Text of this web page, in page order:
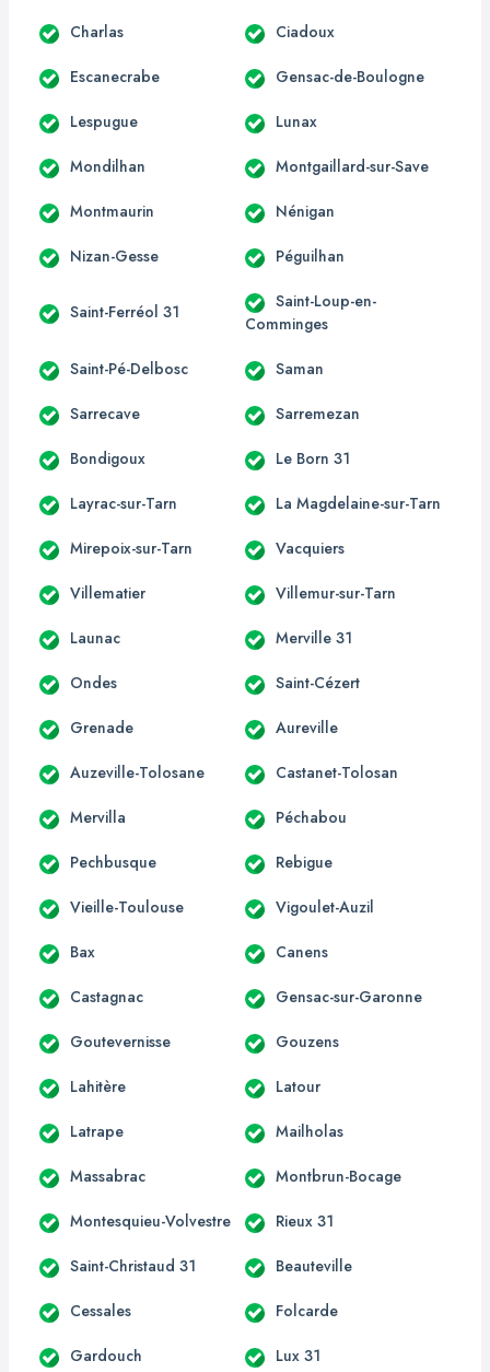
Charlas Ciadoux
Escanecrabe Gensac-de-Boulogne
Lespugue Lunax
Mondilhan Montgaillard-sur-Save
Montmaurin Nénigan
Nizan-Gesse Péguilhan
Saint-Ferréol 31
Saint-Loup-en-
Comminges
Saint-Pé-Delbosc Saman
Sarrecave Sarremezan
Bondigoux Le Born 31
Layrac-sur-Tarn La Magdelaine-sur-Tarn
Mirepoix-sur-Tarn Vacquiers
Villematier Villemur-sur-Tarn
Launac Merville 31
Ondes Saint-Cézert
Grenade Aureville
Auzeville-Tolosane Castanet-Tolosan
Mervilla Péchabou
Pechbusque Rebigue
Vieille-Toulouse Vigoulet-Auzil
Bax Canens
Castagnac Gensac-sur-Garonne
Goutevernisse Gouzens
Lahitère Latour
Latrape Mailholas
Massabrac Montbrun-Bocage
Montesquieu-Volvestre Rieux 31
Saint-Christaud 31 Beauteville
Cessales Folcarde
Gardouch Lux 31